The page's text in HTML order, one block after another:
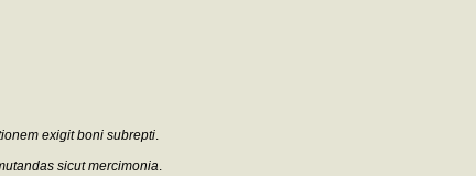
exigit boni subrepti.
sicut mercimonia.